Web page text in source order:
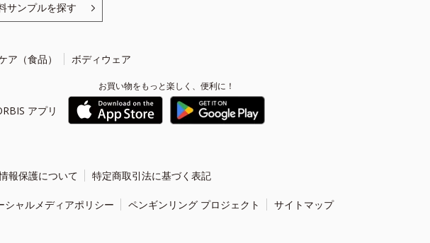
サンプルを探す
ア（食品） ボディウェア
アプリ
お買い物をもっと楽しく、便利に！
報保護について 特定商取引法に基づく表記
シャルメディアポリシー ペンギンリング プロジェクト サイトマップ